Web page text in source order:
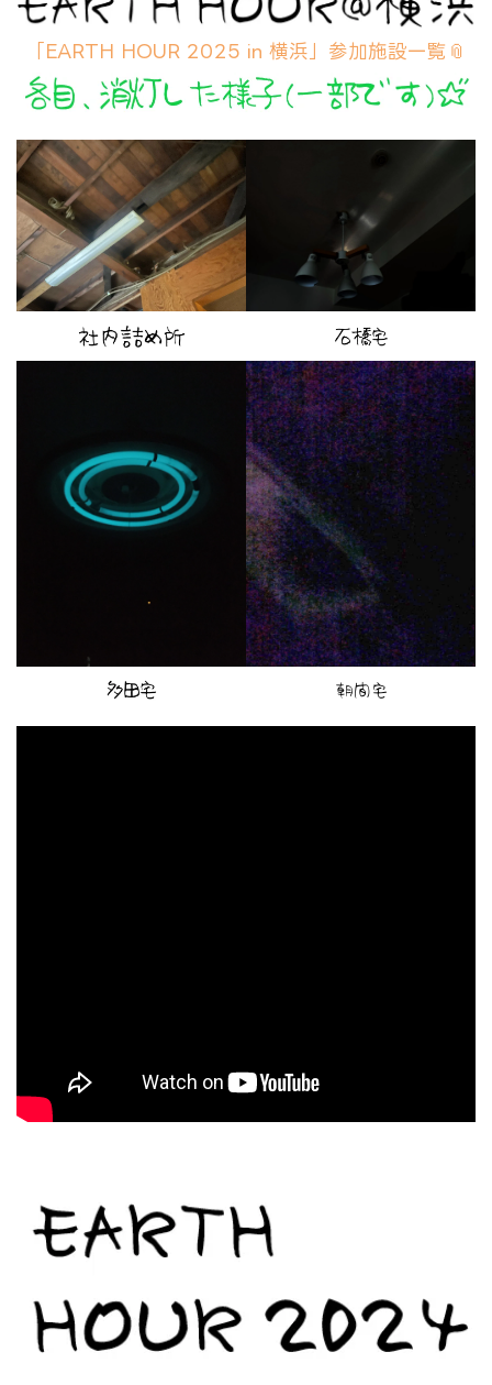
「EARTH HOUR 2025 in 横浜」参加施設一覧